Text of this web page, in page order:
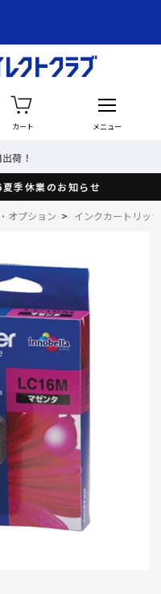
カート メニュー
荷！
季休業のお知らせ
オプション > インクカートリッジ